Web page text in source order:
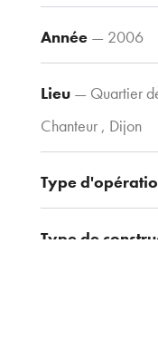
Année— 2006
Lieu— Quartier
Chanteur , Dijon
Type
Type de
Tel : 03
39 09
Fax :
44 80
archi.fr